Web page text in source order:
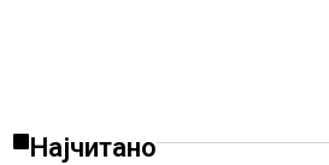
Најчитано